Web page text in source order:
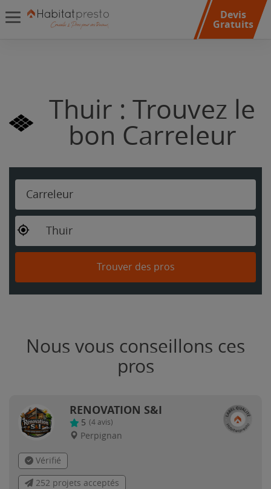
Devis
Gratuits
Thuir : Trouvez le
bon Carreleur
Carreleur
Thuir
Trouver des pros
Nous vous conseillons ces
pros
RENOVATION S&I
5 (4 avis)
Perpignan
Vérifié
252 projets acceptés